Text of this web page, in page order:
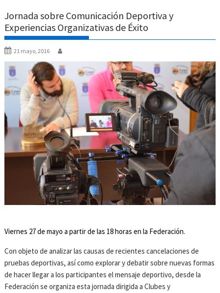
Jornada sobre Comunicación Deportiva y
Experiencias Organizativas de Éxito
21 mayo, 2016
Viernes 27 de mayo a partir de las 18 horas en la Federación.
Con objeto de analizar las causas de recientes cancelaciones de
pruebas deportivas, así como explorar y debatir sobre nuevas formas
de hacer llegar a los participantes el mensaje deportivo, desde la
Federación se organiza esta jornada dirigida a Clubes y